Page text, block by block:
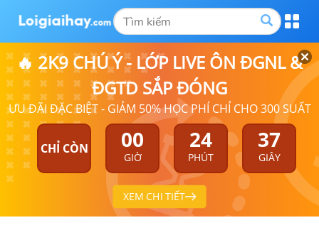
🔥 2K9 CHÚ Ý - LỚP LIVE ÔN ĐGNL &
ĐGTD SẮP ĐÓNG
ƯU ĐÃI ĐẶC BIỆT - GIẢM 50% HỌC PHÍ CHỈ CHO 300 SUẤT
CHỈ CÒN 00
GIỜ
24
PHÚT
37
GIÂY
XEM CHI TIẾT